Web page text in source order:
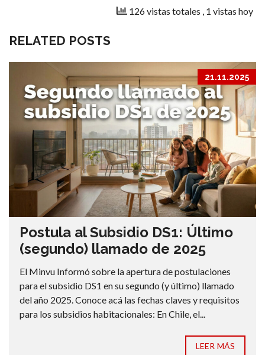
126 vistas totales , 1 vistas hoy
RELATED POSTS
21.11.2025
Postula al Subsidio DS1: Último
(segundo) llamado de 2025
El Minvu Informó sobre la apertura de postulaciones
para el subsidio DS1 en su segundo (y último) llamado
del año 2025. Conoce acá las fechas claves y requisitos
para los subsidios habitacionales: En Chile, el...
LEER MÁS